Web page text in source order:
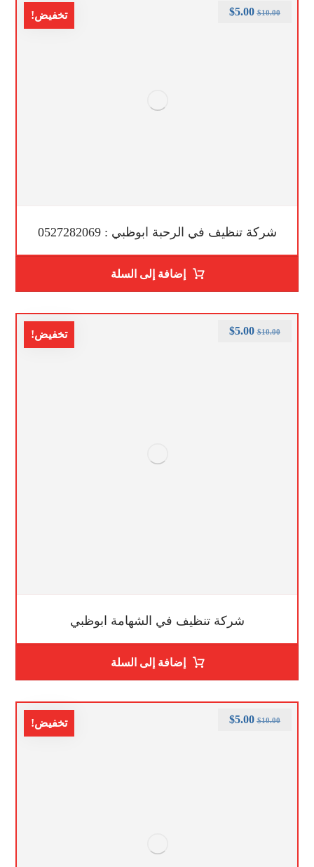
تخفيض!
شركة تنظيف في الرحبة ابوظبي : 0527282069
$10.00
$5.00
إضافة إلى السلة
تخفيض!
شركة تنظيف في الشهامة ابوظبي
$10.00
$5.00
إضافة إلى السلة
تخفيض! $10.00
$5.00